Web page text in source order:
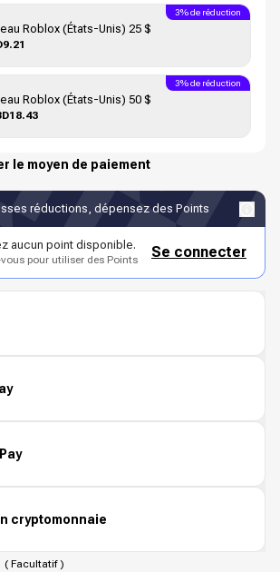
Roblox (États-Unis) 25 $
3% de réduction
Roblox (États-Unis) 50 $
3% de réduction
le moyen de paiement
réductions, dépensez des Points
aucun point disponible.
pour utiliser des Points Se connecter
cryptomonnaie
( Facultatif)